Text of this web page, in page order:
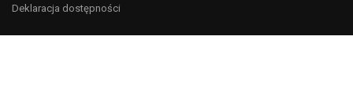
Deklaracja dostępności